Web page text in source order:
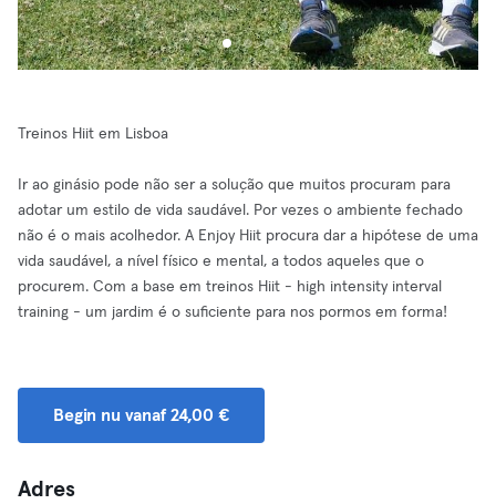
Treinos Hiit em Lisboa
Ir ao ginásio pode não ser a solução que muitos procuram para
adotar um estilo de vida saudável. Por vezes o ambiente fechado
não é o mais acolhedor. A Enjoy Hiit procura dar a hipótese de uma
vida saudável, a nível físico e mental, a todos aqueles que o
procurem. Com a base em treinos Hiit - high intensity interval
training - um jardim é o suficiente para nos pormos em forma!
Begin nu vanaf 24,00 €
Adres